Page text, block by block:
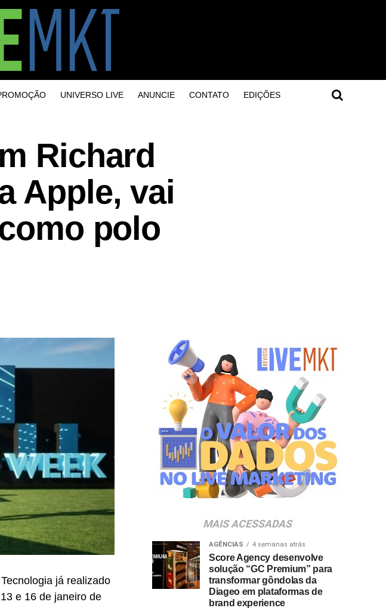
UNIVERSO LIVE ANUNCIE CONTATO EDIÇÕES
Richard
Apple, vai
polo
já realizado
e 16 de janeiro de
MAIS ACESSADAS
AGÊNCIAS 4 semanas atrás
Score Agency desenvolve
solução “GC Premium” para
transformar gôndolas da
Diageo em plataformas de
brand experience